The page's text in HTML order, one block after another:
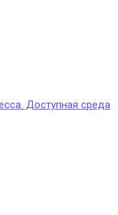
Доступная среда